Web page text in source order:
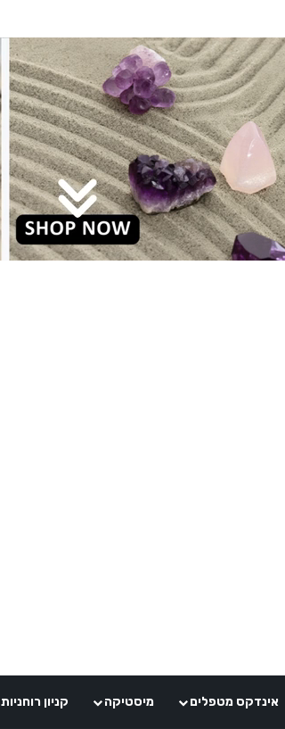
אינדקס מטפלים מיסטיקה קניון רוחניות